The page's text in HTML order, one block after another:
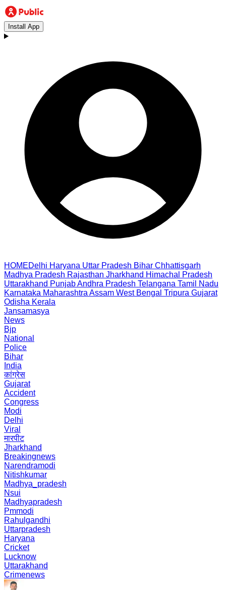
Install App
HOMEDelhi Haryana Uttar Pradesh Bihar Chhattisgarh
Madhya Pradesh Rajasthan Jharkhand Himachal Pradesh
Uttarakhand PunjabAndhra Pradesh Telangana Tamil Nadu
Karnataka Maharashtra Assam West Bengal Tripura Gujarat
Odisha Kerala
Jansamasya
News
Bjp
National
Police
Bihar
India
कांग्रेस
Gujarat
Accident
Congress
Modi
Delhi
Viral
मारपीट
Jharkhand
Breakingnews
Narendramodi
Nitishkumar
Madhya_pradesh
Nsui
Madhyapradesh
Pmmodi
Rahulgandhi
Uttarpradesh
Haryana
Cricket
Lucknow
Uttarakhand
Crimenews